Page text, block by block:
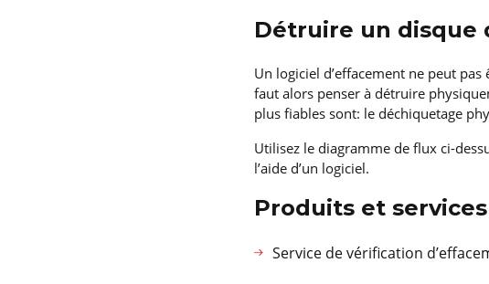
Détruire un disque
Un logiciel d’effacement ne peut
faut alors penser à détruire
plus fiables sont: le déchiquetage
Utilisez le diagramme de flux ci-
l’aide d’un logiciel.
Produits et
Service de vérification